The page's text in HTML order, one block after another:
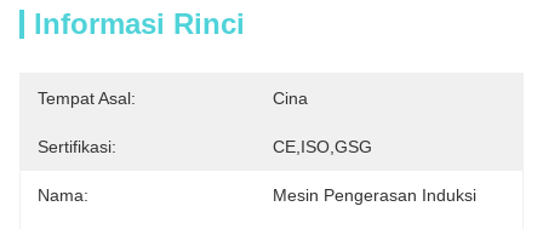
Informasi Rinci
Tempat Asal: Cina
Sertifikasi: CE,ISO,GSG
Nama: Mesin Pengerasan Induksi